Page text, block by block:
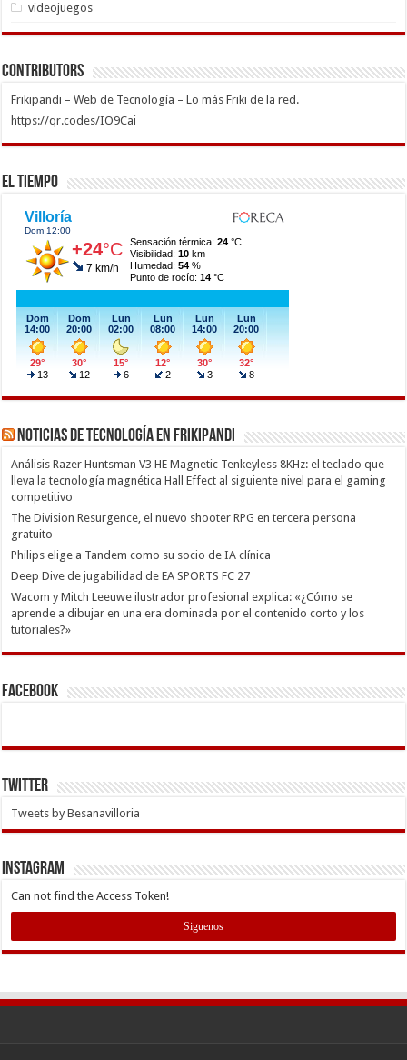
videojuegos
Contributors
Frikipandi – Web de Tecnología – Lo más Friki de la red.
https://qr.codes/IO9Cai
El Tiempo
Noticias de Tecnología en Frikipandi
Análisis Razer Huntsman V3 HE Magnetic Tenkeyless 8KHz: el teclado que
lleva la tecnología magnética Hall Effect al siguiente nivel para el gaming
competitivo
The Division Resurgence, el nuevo shooter RPG en tercera persona
gratuito
Philips elige a Tandem como su socio de IA clínica
Deep Dive de jugabilidad de EA SPORTS FC 27
Wacom y Mitch Leeuwe ilustrador profesional explica: «¿Cómo se
aprende a dibujar en una era dominada por el contenido corto y los
tutoriales?»
Facebook
Twitter
Tweets by Besanavilloria
INSTAGRAM
Can not find the Access Token!
Siguenos